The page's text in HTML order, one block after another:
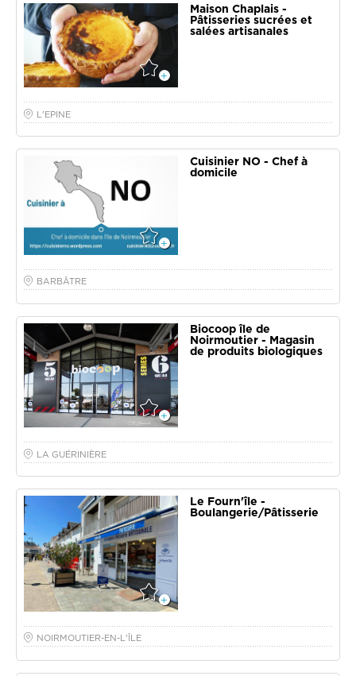
Maison Chaplais -
Pâtisseries sucrées et
salées artisanales
L'EPINE
Cuisinier NO - Chef à
domicile
BARBÂTRE
Biocoop île de
Noirmoutier - Magasin
de produits biologiques
LA GUÉRINIÈRE
Le Fourn'île -
Boulangerie/Pâtisserie
NOIRMOUTIER-EN-L'ÎLE